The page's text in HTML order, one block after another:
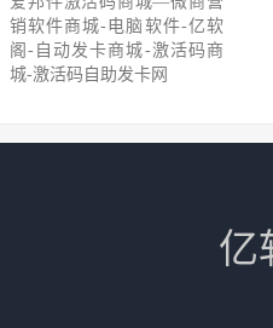
销软件商城-电脑软件-亿软
阁-自动发卡商城-激活码商
城-激活码自助发卡网
亿